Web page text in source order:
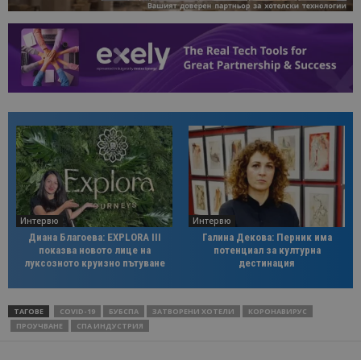
Интервю
Диана Благоева: EXPLORA III
показва новото лице на
луксозното круизно пътуване
Интервю
Галина Декова: Перник има
потенциал за културна
дестинация
ТАГОВЕ COVID-19 БУБСПА ЗАТВОРЕНИ ХОТЕЛИ
КОРОНАВИРУС
ПРОУЧВАНЕ
СПА ИНДУСТРИЯ